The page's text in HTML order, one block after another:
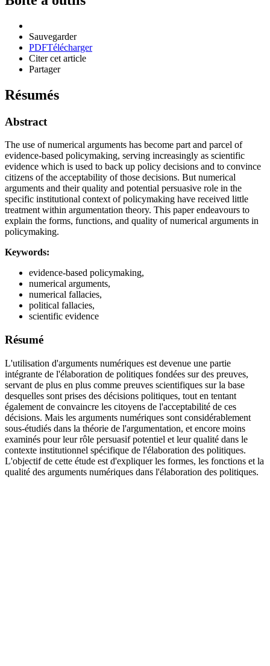
Sauvegarder
PDFTélécharger
Citer cet article
Partager
Résumés
Abstract
The use of numerical arguments has become part and parcel of
evidence-based policymaking, serving increasingly as scientific
evidence which is used to back up policy decisions and to convince
citizens of the acceptability of those decisions. But numerical
arguments and their quality and potential persuasive role in the
specific institutional context of policymaking have received little
treatment within argumentation theory. This paper endeavours to
explain the forms, functions, and quality of numerical arguments in
policymaking.
Keywords:
evidence-based policymaking,
numerical arguments,
numerical fallacies,
political fallacies,
scientific evidence
Résumé
L'utilisation d'arguments numériques est devenue une partie
intégrante de l'élaboration de politiques fondées sur des preuves,
servant de plus en plus comme preuves scientifiques sur la base
desquelles sont prises des décisions politiques, tout en tentant
également de convaincre les citoyens de l'acceptabilité de ces
décisions. Mais les arguments numériques sont considérablement
sous-étudiés dans la théorie de l'argumentation, et encore moins
examinés pour leur rôle persuasif potentiel et leur qualité dans le
contexte institutionnel spécifique de l'élaboration des politiques.
L'objectif de cette étude est d'expliquer les formes, les fonctions et la
qualité des arguments numériques dans l'élaboration des politiques.